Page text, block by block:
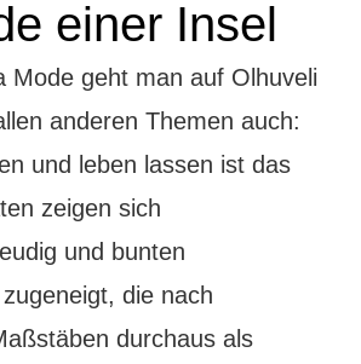
einer Insel
Mode geht man auf Olhuveli
anderen Themen auch:
und leben lassen ist das
zeigen sich
und bunten
die nach
durchaus als